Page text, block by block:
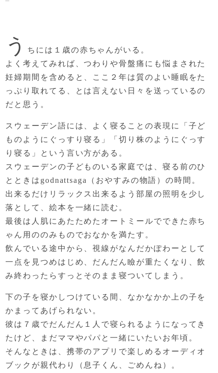
う
ちには１歳の赤ちゃんがいる。
よく考えてみれば、つわりや骨盤痛にも悩まされた
妊婦期間を含めると、 ここ２年は質のよい睡眠をた
っぷり取れてる、
とは言えない日々を送っているの
だと思う。
スウェーデン語には、よく寝ることの表現に
「子ど
ものようにぐっすり寝る」
「切り株のようにぐっす
り寝る」という言い方がある。
スウェーデンの子どものいる家庭では、 寝る前のひ
とときは godnattsaga（おやすみの物語）の時間。
出来るだけリラックス出来るよう部屋の照明を少し
落として、 絵本を一緒に読む。
最後は人肌にあたためたオートミールでできた 赤ち
ゃん用ののみものでおなかを満たす。
飲んでいる途中から、視線がなんだかぽわーとして
一点を見つめはじめ、だんだん瞼が重たくなり、飲
み終わったらすっとそのまま寝ついてしまう。
下の子を寝かしつけている間、 なかなかか上の子を
かまってあげられない。
彼は７歳でだんだん１人で寝られるようになってき
たけど、
まだママやパパと一緒にいたいお年頃。
そんなときは、携帯のアプリで楽しめる オーディオ
ブックが親代わり（息子くん、ごめんね）。